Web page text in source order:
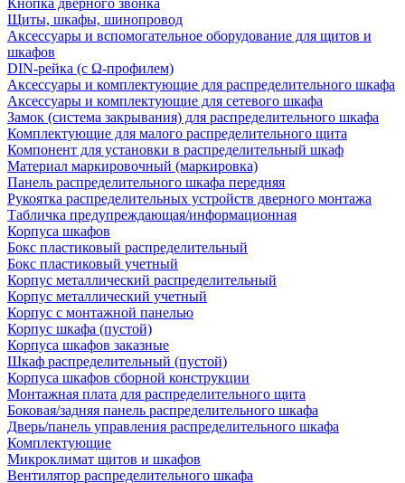
Кнопка дверного звонка
Щиты, шкафы, шинопровод
Аксессуары и вспомогательное оборудование для щитов и
шкафов
DIN-рейка (с Ω-профилем)
Аксессуары и комплектующие для распределительного шкафа
Аксессуары и комплектующие для сетевого шкафа
Замок (система закрывания) для распределительного шкафа
Комплектующие для малого распределительного щита
Компонент для установки в распределительный шкаф
Материал маркировочный (маркировка)
Панель распределительного шкафа передняя
Рукоятка распределительных устройств дверного монтажа
Табличка предупреждающая/информационная
Корпуса шкафов
Бокс пластиковый распределительный
Бокс пластиковый учетный
Корпус металлический распределительный
Корпус металлический учетный
Корпус с монтажной панелью
Корпус шкафа (пустой)
Корпуса шкафов заказные
Шкаф распределительный (пустой)
Корпуса шкафов сборной конструкции
Монтажная плата для распределительного щита
Боковая/задняя панель распределительного шкафа
Дверь/панель управления распределительного шкафа
Комплектующие
Микроклимат щитов и шкафов
Вентилятор распределительного шкафа